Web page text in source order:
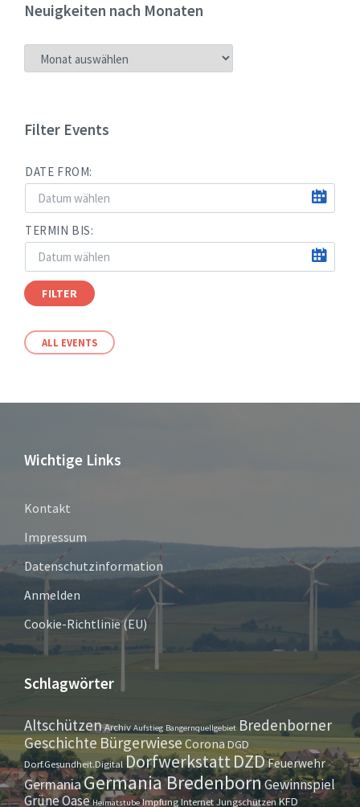
Neuigkeiten nach Monaten
NEUIGKEITEN
NACH
Filter Events
DATE FROM:
TERMIN BIS:
FILTER
ALL EVENTS
Wichtige Links
Kontakt
Impressum
Datenschutzinformation
Anmelden
Cookie-Richtlinie (EU)
Schlagwörter
AltschützenArchiv Aufstieg Bangernquellgebiet Bredenborner
Geschichte Bürgerwiese CoronaDGD
Dorf.Gesundheit.Digital DorfwerkstattDZDFeuerwehr
GermaniaGermania BredenbornGewinnspiel
Grüne Oase Heimatstube ImpfungInternetJungschützenKFD